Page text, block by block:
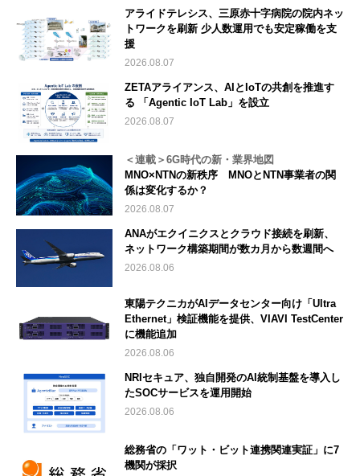
アライドテレシス、三原赤十字病院の院内ネッ
トワークを刷新 少人数運用でも安定稼働を支
援
2026.08.07
ZETAアライアンス、AIとIoTの共創を推進す
る 「Agentic IoT Lab」を設立
2026.08.07
＜連載＞6G時代の新・業界地図
MNO×NTNの新秩序 MNOとNTN事業者の関
係は変化するか？
2026.08.07
ANAがエクイニクスとクラウド接続を刷新、
ネットワーク構築期間が数カ月から数週間へ
2026.08.06
東陽テクニカがAIデータセンター向け「Ultra
Ethernet」検証機能を提供、VIAVI TestCenter
に機能追加
2026.08.06
NRIセキュア、独自開発のAI統制基盤を導入し
たSOCサービスを運用開始
2026.08.06
総務省の「ワット・ビット連携関連実証」に7
機関が採択